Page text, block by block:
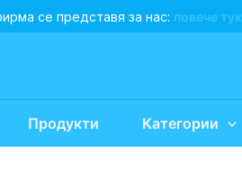
се представя за нас: повече тук
Продукти Категории